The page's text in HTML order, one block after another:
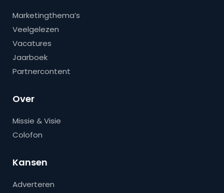
Marketingthema’s
Veelgelezen
Vacatures
Jaarboek
Partnercontent
Over
Missie & Visie
Colofon
Kansen
Adverteren